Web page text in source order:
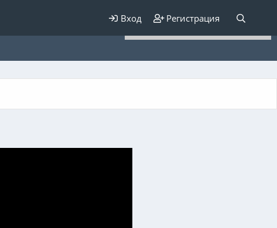
Вход Регистрация
Для любых предложений по